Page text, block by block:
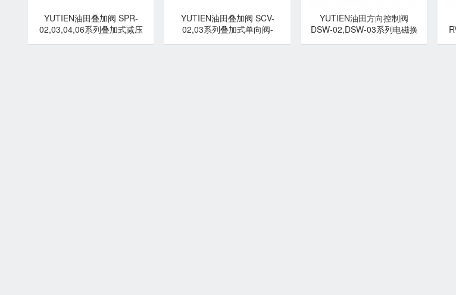
YUTIEN油田叠加阀 SPR-
02,03,04,06系列叠加式减压
YUTIEN油田叠加阀 SCV-
02,03系列叠加式单向阀-
YUTIEN油田方向控制阀
DSW-02,DSW-03系列电磁换